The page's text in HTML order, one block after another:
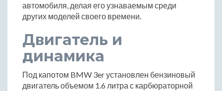
автомобиля, делая его узнаваемым среди
других моделей своего времени.
Двигатель и
динамика
Под капотом BMW 3er установлен бензиновый
двигатель объемом 1.6 литра с карбюраторной